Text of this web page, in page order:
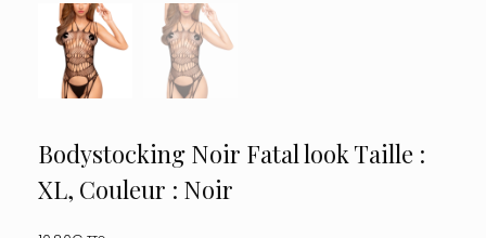
Bodystocking Noir Fatal look Taille :
XL, Couleur : Noir